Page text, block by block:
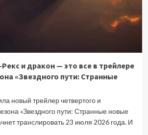
и дракон — это все в трейлере
«Звездного пути: Странные
новый трейлер четвертого и
«Звездного пути: Странные новые
транслировать 23 июля 2026 года. И